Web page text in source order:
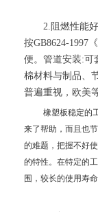
2.阻燃性能
按GB8624-1997
便。管道安装:可
棉材料与制品、
普遍重视，欧美
橡塑板稳定的
来了帮助，而且也
的难题，把握不好
的特性。在特定的
围，较长的使用寿